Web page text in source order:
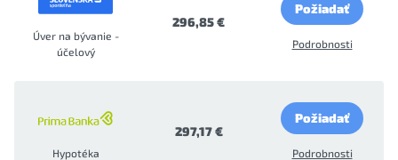
Úver na bývanie -
účelový
296,85 €
Požiadať
Podrobnosti
Hypotéka
297,17 €
Požiadať
Podrobnosti